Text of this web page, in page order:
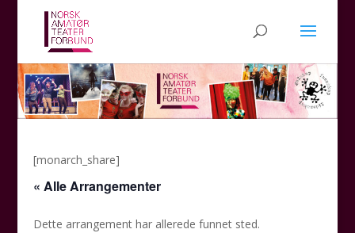
[monarch_share]
« Alle Arrangementer
Dette arrangement har allerede funnet sted.